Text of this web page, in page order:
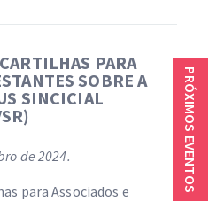
PARA
SOBRE A
SINCICIAL
de 2024.
para Associados e
PRÓXIMOS EVENTOS